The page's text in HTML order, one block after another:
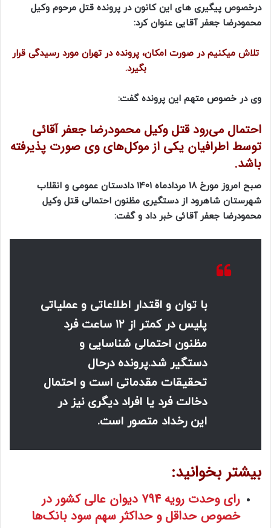
درخصوص پیگیری های این کانون در پرونده قتل مرحوم وکیل
محمودرضا جعفر آقایی عنوان کرد:
تلاش میکنیم در صورت امکان، پرونده در تهران مورد رسیدگی قرار
بگیرد.
وی در خصوص متهم این پرونده گفت:
احتمال می‌رود قتل وکیل محمودرضا جعفر آقائی
توسط اطرافیان یکی از موکل‌های وی صورت پذیرفته
باشد.
صبح امروز مورخ 18 مردادماه 1401 دادستان عمومی و انقلاب
شهرستان شاهرود از دستگیری مظنون احتمالی قتل وکیل
محمودرضا جعفر آقائی خبر داد و گفت:
با توان و اقتدار اطلاعاتی و عملیاتی
پلیس در کمتر از ۱۲ ساعت فرد
مظنون احتمالی شناسایی و
دستگیر شد.پرونده درحال
تحقیقات مقدماتی است و احتمال
دخالت فرد یا افراد دیگری نیز در
این رخداد متصور است.
بیشتر بخوانید:
رای وحدت رویه 794 دیوان عالی کشور در
خصوص حداقل و حداکثر سهم سود بانک‌ها